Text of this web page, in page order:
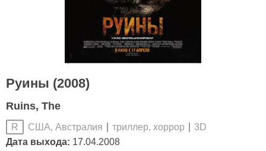
Руины (2008)
Ruins, The
R США, Австралия триллер, хоррор
3D
Дата выхода: 17.04.2008